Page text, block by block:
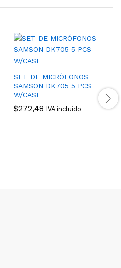
SET DE MICRÓFONOS
SAMSON DK705 5 PCS
W/CASE
$272,48 IVA incluido